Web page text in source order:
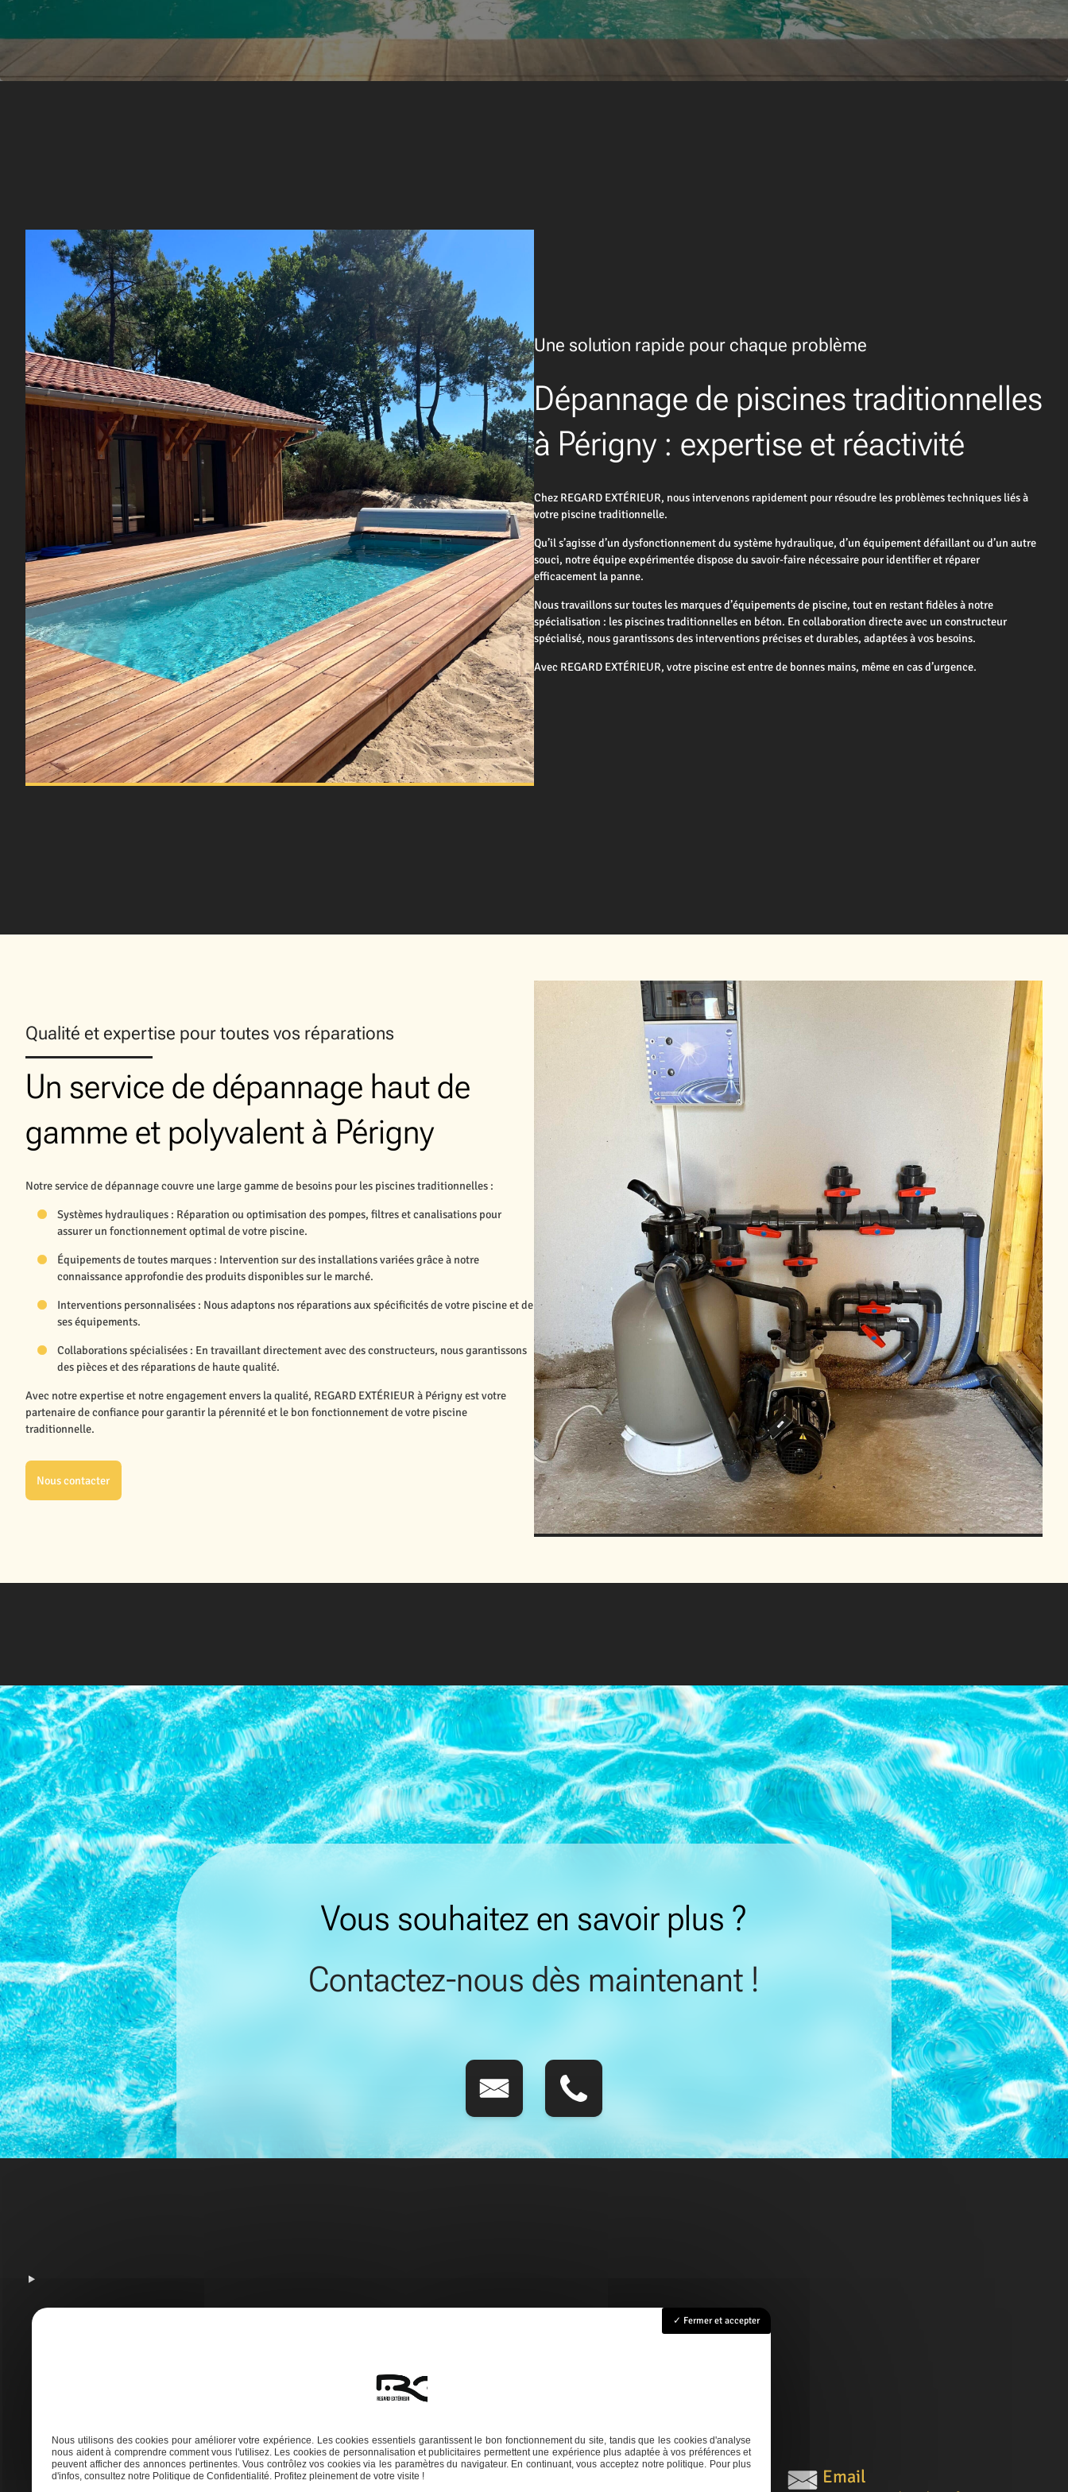
Une solution rapide pour chaque problème
Dépannage de piscines traditionnelles
à Périgny : expertise et réactivité
Chez REGARD EXTÉRIEUR, nous intervenons rapidement pour résoudre les problèmes techniques liés à
votre piscine traditionnelle.
Qu’il s’agisse d’un dysfonctionnement du système hydraulique, d’un équipement défaillant ou d’un autre
souci, notre équipe expérimentée dispose du savoir-faire nécessaire pour identifier et réparer
efficacement la panne.
Nous travaillons sur toutes les marques d’équipements de piscine, tout en restant fidèles à notre
spécialisation : les piscines traditionnelles en béton. En collaboration directe avec un constructeur
spécialisé, nous garantissons des interventions précises et durables, adaptées à vos besoins.
Avec REGARD EXTÉRIEUR, votre piscine est entre de bonnes mains, même en cas d’urgence.
Qualité et expertise pour toutes vos réparations
Un service de dépannage haut de
gamme et polyvalent à Périgny
Notre service de dépannage couvre une large gamme de besoins pour les piscines traditionnelles :
Systèmes hydrauliques : Réparation ou optimisation des pompes, filtres et canalisations pour
assurer un fonctionnement optimal de votre piscine.
Équipements de toutes marques : Intervention sur des installations variées grâce à notre
connaissance approfondie des produits disponibles sur le marché.
Interventions personnalisées : Nous adaptons nos réparations aux spécificités de votre piscine et de
ses équipements.
Collaborations spécialisées : En travaillant directement avec des constructeurs, nous garantissons
des pièces et des réparations de haute qualité.
Avec notre expertise et notre engagement envers la qualité, REGARD EXTÉRIEUR à Périgny est votre
partenaire de confiance pour garantir la pérennité et le bon fonctionnement de votre piscine
traditionnelle.
Nous contacter
Vous souhaitez en savoir plus ?
Contactez-nous dès maintenant !
AccueilRénovation
Adresse Téléphone Email
Fermer et accepter
Nous utilisons des cookies pour améliorer votre expérience. Les cookies essentiels garantissent le bon fonctionnement du site, tandis que les cookies d'analyse
nous aident à comprendre comment vous l'utilisez. Les cookies de personnalisation et publicitaires permettent une expérience plus adaptée à vos préférences et
peuvent afficher des annonces pertinentes. Vous contrôlez vos cookies via les paramètres du navigateur. En continuant, vous acceptez notre politique. Pour plus
d'infos, consultez notre Politique de Confidentialité. Profitez pleinement de votre visite !